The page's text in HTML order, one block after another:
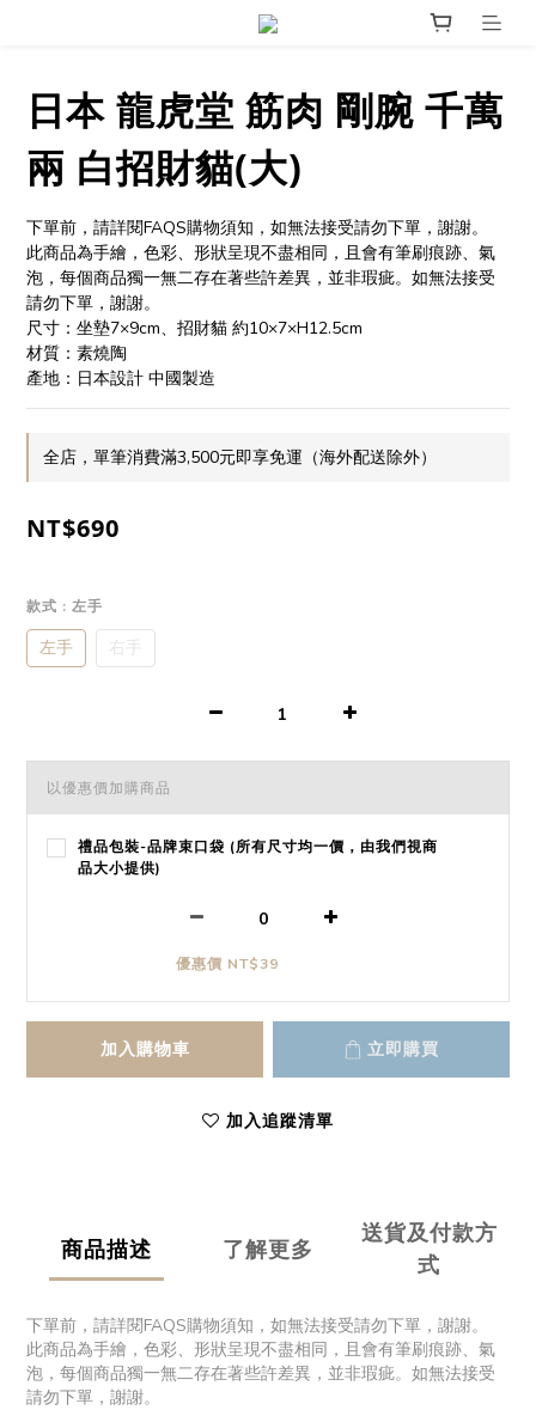
日本 龍虎堂 筋肉 剛腕 千萬
兩 白招財貓(大)
下單前，請詳閱FAQS購物須知，如無法接受請勿下單，謝謝。
此商品為手繪，色彩、形狀呈現不盡相同，且會有筆刷痕跡、氣
泡，每個商品獨一無二存在著些許差異，並非瑕疵。如無法接受
請勿下單，謝謝。
尺寸：坐墊7×9cm、招財貓 約10×7×H12.5cm
材質：素燒陶
產地：日本設計 中國製造
全店，單筆消費滿3,500元即享免運（海外配送除外）
NT$690
款式 : 左手
左手 右手
以優惠價加購商品
禮品包裝-品牌束口袋 (所有尺寸均一價，由我們視商
品大小提供)
優惠價 NT$39
加入購物車 立即購買
加入追蹤清單
商品描述 了解更多
送貨及付款方
式
下單前，請詳閱FAQS購物須知，如無法接受請勿下單，謝謝。
此商品為手繪，色彩、形狀呈現不盡相同，且會有筆刷痕跡、氣
泡，每個商品獨一無二存在著些許差異，並非瑕疵。如無法接受
請勿下單，謝謝。